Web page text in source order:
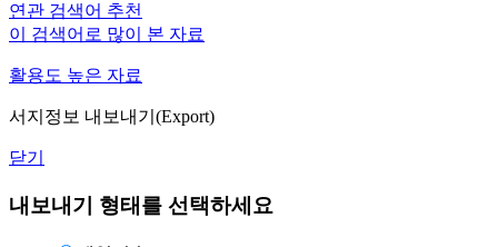
연관 검색어 추천
이 검색어로 많이 본 자료
활용도 높은 자료
서지정보 내보내기(Export)
닫기
내보내기 형태를 선택하세요